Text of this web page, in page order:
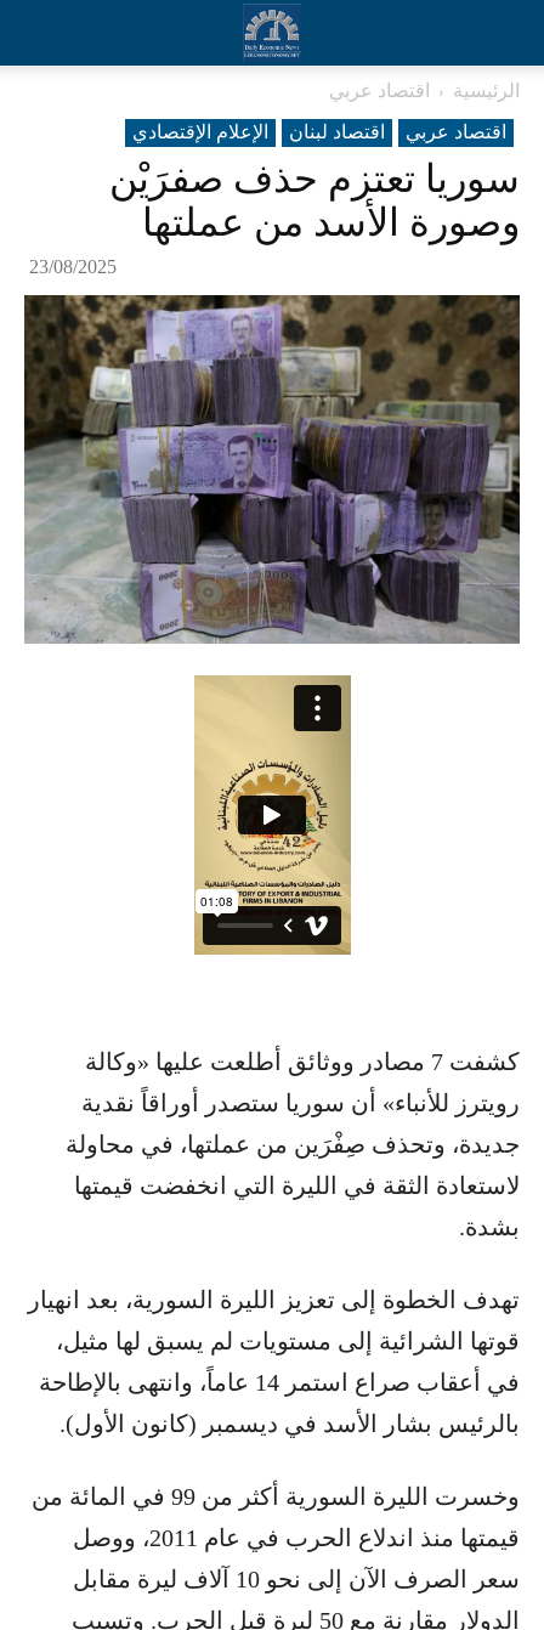
الرئيسية
اقتصاد عربي
اقتصاد عربي
اقتصاد لبنان الإعلام الإقتصادي
سوريا تعتزم حذف صفرَيْن
وصورة الأسد من عملتها
23/08/2025
كشفت 7 مصادر ووثائق أطلعت عليها «وكالة
رويترز للأنباء» أن سوريا ستصدر أوراقاً نقدية
جديدة، وتحذف صِفْرَين من عملتها، في محاولة
لاستعادة الثقة في الليرة التي انخفضت قيمتها
بشدة.
تهدف الخطوة إلى تعزيز الليرة السورية، بعد انهيار
قوتها الشرائية إلى مستويات لم يسبق لها مثيل،
في أعقاب صراع استمر 14 عاماً، وانتهى بالإطاحة
بالرئيس بشار الأسد في ديسمبر (كانون الأول).
وخسرت الليرة السورية أكثر من 99 في المائة من
قيمتها منذ اندلاع الحرب في عام 2011، ووصل
سعر الصرف الآن إلى نحو 10 آلاف ليرة مقابل
الدولار مقارنة مع 50 ليرة قبل الحرب. وتسبب